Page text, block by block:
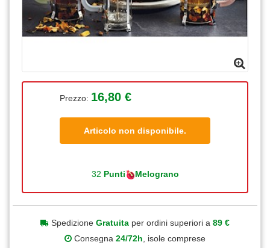
Prezzo: 16,80 €
Articolo non disponibile.
32 Punti Melograno
Spedizione Gratuita per ordini superiori a 89 €
Consegna 24/72h , isole comprese